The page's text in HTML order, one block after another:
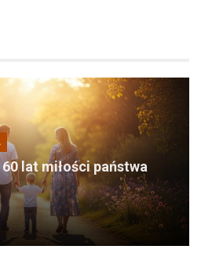
lat miłości państwa